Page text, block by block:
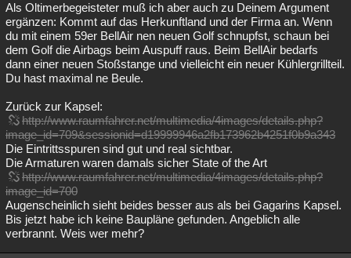
Als Oltimerbegeisteter muß ich aber auch zu Deinem Argument
ergänzen: Kommt auf das Herkunftland und der Firma an. Wenn
du mit einem 59er BellAir nen neuen Golf schnupfst, schaun bei
dem Golf die Airbags beim Auspuff raus. Beim BellAir bedarfs
dann einer neuen Stoßstange und vielleicht ein neuer Kühlergrillteil.
Du hast maximal ne Beule.
Zurück zur Kapsel:
http://www.raumfahrer.net/multimedia/4images/details.php?
image_id=709&sessionid=d19999946a2fb173962b4251f0b9a343
Die Eintrittsspuren sind gut und real sichtbar.
Die Armaturen waren damals sicher State of the Art
http://www.raumfahrer.net/multimedia/4images/details.php?
image_id=700
Augenscheinlich sieht beides besser aus als bei Gagarins Kapsel.
Bis jetzt habe ich keine Baupläne gefunden. Angeblich alle
verbrannt. Weis wer mehr?